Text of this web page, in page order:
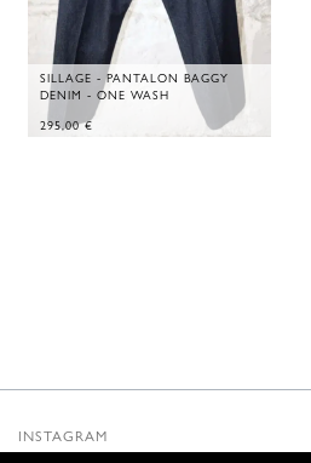
SILLAGE - PANTALON BAGGY
DENIM - ONE WASH
295,00€
INSTAGRAM